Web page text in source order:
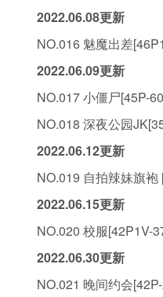
2022.06.08更新
NO.016 魅魔出差
2022.06.09更新
NO.017 小僵尸[45P-
NO.018 深夜公园
2022.06.12更新
NO.019 自拍辣妹旗
2022.06.15更新
NO.020 校服[42P1V-
2022.06.30更新
NO.021 晚间约会